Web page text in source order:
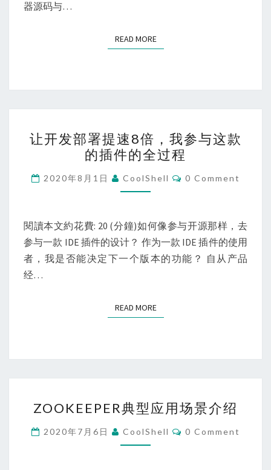
码
器源码与…
READ MOREREAD MORE
开
发
部
署
速
8
倍，
与
的
过
让开发部署提速8倍，我参与这款
的插件的全过程
2020年8月1日 CoolShell Comments
0 Comment
閱讀本文約花費: 20 (分鐘)如何像参与开源那样，去
参与一款 IDE 插件的设计？ 作为一款 IDE 插件的使用
者，我是否能决定下一个版本的功能？ 自从产品
经…
READ MOREREAD MORE
典
型
应
ZOOKEEPER典型应用场景介绍
2020年7月6日 CoolShell Comments
0 Comment